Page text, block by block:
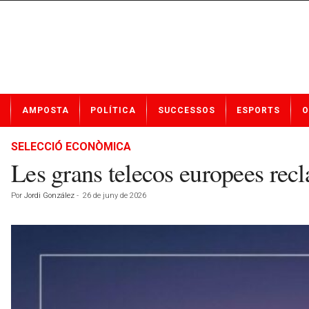
t
AMPOSTA POLÍTICA SUCCESSOS ESPORTS
SELECCIÓ ECONÒMICA
Les grans telecos europees
Por Jordi González - 26 de juny de 2026